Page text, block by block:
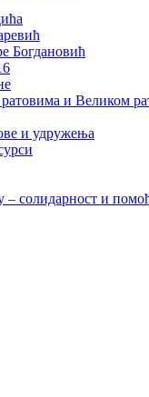
Богдановић
и Великом
и удружења
– солидарност и